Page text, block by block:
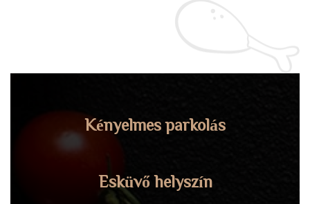
Kényelmes parkolás
Esküvő helyszín